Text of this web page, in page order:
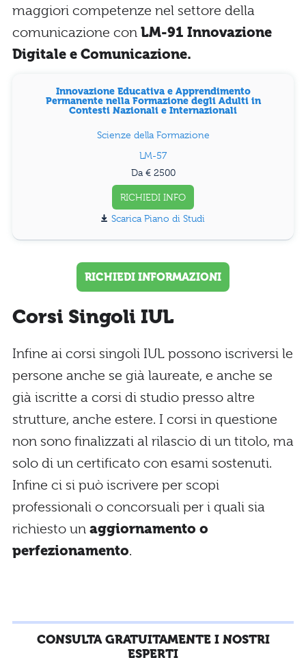
maggiori competenze nel settore della
comunicazione con LM-91 Innovazione
Digitale e Comunicazione.
Innovazione Educativa e Apprendimento
Permanente nella Formazione degli Adulti in
Contesti Nazionali e Internazionali
Scienze della Formazione
LM-57
Da € 2500
RICHIEDI INFO
Piano di Studi
RICHIEDI INFORMAZIONI
Corsi Singoli IUL
Infine ai corsi singoli IUL possono iscriversi le
persone anche se già laureate, e anche se
già iscritte a corsi di studio presso altre
strutture, anche estere. I corsi in questione
non sono finalizzati al rilascio di un titolo, ma
solo di un certificato con esami sostenuti.
Infine ci si può iscrivere per scopi
professionali o concorsuali per i quali sia
richiesto un aggiornamento o
perfezionamento.
CONSULTA GRATUITAMENTE I NOSTRI
ESPERTI